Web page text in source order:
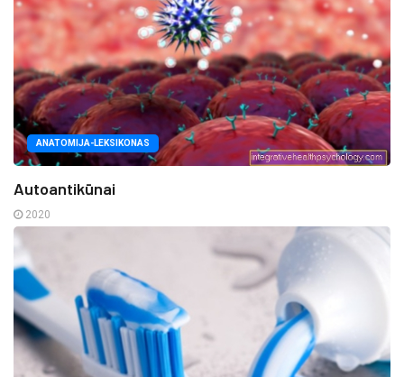
ANATOMIJA-LEKSIKONAS
Autoantikūnai
2020